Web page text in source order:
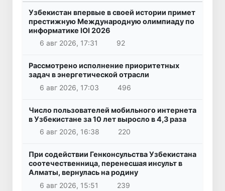
Узбекистан впервые в своей истории примет
престижную Международную олимпиаду по
информатике IOI 2026
6 авг 2026, 17:31
92
Рассмотрено исполнение приоритетных
задач в энергетической отрасли
6 авг 2026, 17:03
496
Число пользователей мобильного интернета
в Узбекистане за 10 лет выросло в 4,3 раза
6 авг 2026, 16:38
220
При содействии Генконсульства Узбекистана
соотечественница, перенесшая инсульт в
Алматы, вернулась на родину
6 авг 2026, 15:51
239